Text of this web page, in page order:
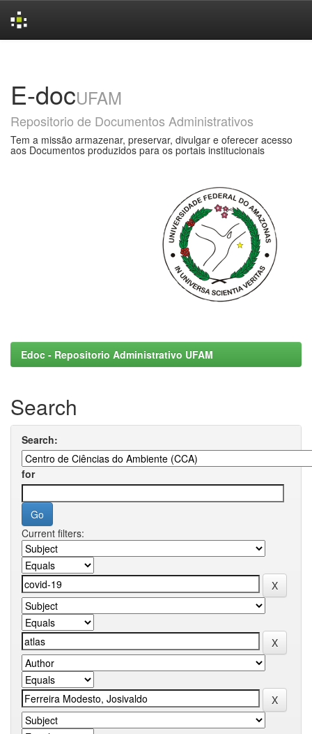
E-docUFAM
Repositorio de Documentos Administrativos
Tem a missão armazenar, preservar, divulgar e oferecer acesso
aos Documentos produzidos para os portais institucionais
Edoc - Repositorio Administrativo UFAM
Search
Search:
for
Current filters: